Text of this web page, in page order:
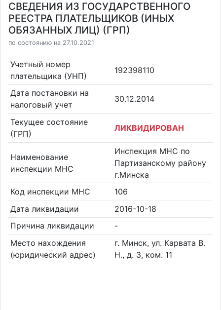
СВЕДЕНИЯ ИЗ ГОСУДАРСТВЕННОГО
РЕЕСТРА ПЛАТЕЛЬЩИКОВ (ИНЫХ
ОБЯЗАННЫХ ЛИЦ) (ГРП)
по состоянию на 27.10.2021
Учетный номер
плательщика (УНП)
192398110
Дата постановки на
налоговый учет
30.12.2014
Текущее состояние
(ГРП)
ЛИКВИДИРОВАН
Наименование
инспекции МНС
Инспекция МНС по
Партизанскому району
г.Минска
Код инспекции МНС
106
Дата ликвидации
2016-10-18
Причина ликвидации
-
Место нахождения
(юридический адрес)
г. Минск, ул. Карвата В.
Н., д. 3, ком. 11